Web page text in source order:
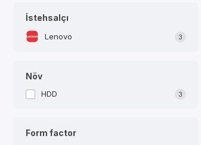
İstehsalçı
Lenovo 3
Növ
HDD 3
Form factor